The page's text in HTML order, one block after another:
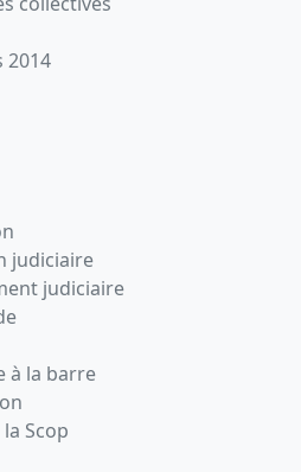
2014
judiciaire
judiciaire
à la barre
Scop